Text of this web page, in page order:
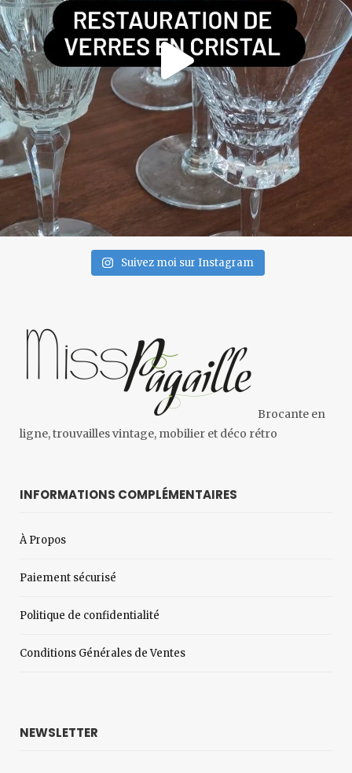
Suivez moi sur Instagram
Brocante en
ligne, trouvailles vintage, mobilier et déco rétro
INFORMATIONS COMPLÉMENTAIRES
À Propos
Paiement sécurisé
Politique de confidentialité
Conditions Générales de Ventes
NEWSLETTER